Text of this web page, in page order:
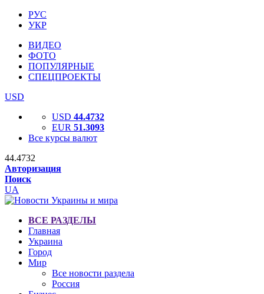
РУС
УКР
ВИДЕО
ФОТО
ПОПУЛЯРНЫЕ
СПЕЦПРОЕКТЫ
USD
USD 44.4732
EUR 51.3093
Все курсы валют
44.4732
Авторизация
Поиск
UA
ВСЕ РАЗДЕЛЫ
Главная
Украина
Город
Мир
Все новости раздела
Россия